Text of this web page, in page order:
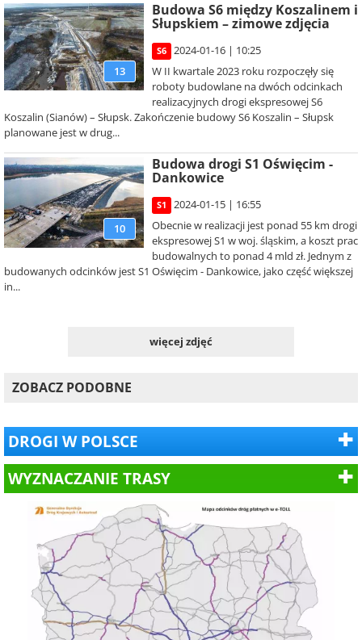
13
Budowa S6 między Koszalinem i
Słupskiem – zimowe zdjęcia
S6
2024-01-16 | 10:25
W II kwartale 2023 roku rozpoczęły się
roboty budowlane na dwóch odcinkach
realizacyjnych drogi ekspresowej S6
Koszalin (Sianów) – Słupsk. Zakończenie budowy S6 Koszalin – Słupsk
planowane jest w drug...
10
Budowa drogi S1 Oświęcim -
Dankowice
S1
2024-01-15 | 16:55
Obecnie w realizacji jest ponad 55 km drogi
ekspresowej S1 w woj. śląskim, a koszt prac
budowalnych to ponad 4 mld zł. Jednym z
budowanych odcinków jest S1 Oświęcim - Dankowice, jako część większej
in...
więcej zdjęć
ZOBACZ PODOBNE
DROGI W POLSCE
WYZNACZANIE TRASY